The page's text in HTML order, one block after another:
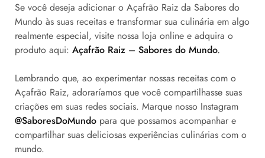
Se você deseja adicionar o Açafrão Raiz da Sabores do
Mundo às suas receitas e transformar sua culinária em algo
realmente especial, visite nossa loja online e adquira o
produto aqui: Açafrão Raiz – Sabores do Mundo.
Lembrando que, ao experimentar nossas receitas com o
Açafrão Raiz, adoraríamos que você compartilhasse suas
criações em suas redes sociais. Marque nosso Instagram
@SaboresDoMundo para que possamos acompanhar e
compartilhar suas deliciosas experiências culinárias com o
mundo.